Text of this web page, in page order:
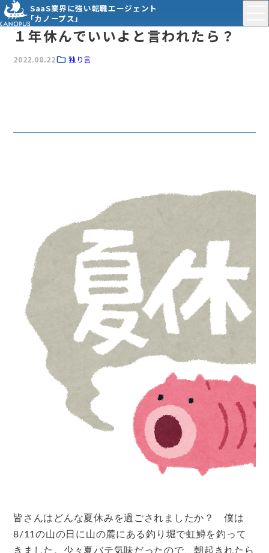
SaaS業界に強い転職エージェント
「カノープス」
１年休んでいいよと言われたら？
2022.08.22 独り言
皆さんはどんな夏休みを過ごされましたか？ 僕は
8/11の山の日に山の麓にある釣り堀で虹鱒を釣って
きました。少々夏バテ気味だったので、朝起きれたら